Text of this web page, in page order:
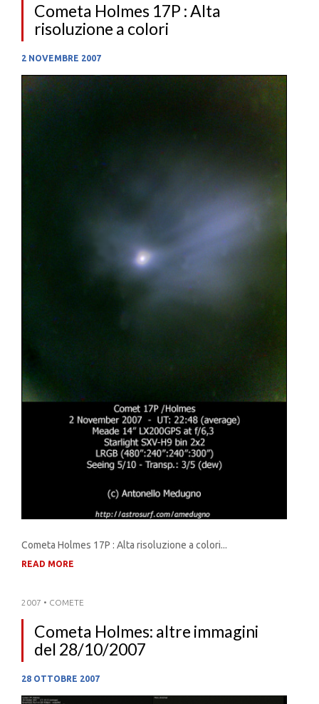
Cometa Holmes 17P : Alta
risoluzione a colori
2 NOVEMBRE 2007
Cometa Holmes 17P : Alta risoluzione a colori...
READ MORE
2007 • COMETE
Cometa Holmes: altre immagini
del 28/10/2007
28 OTTOBRE 2007